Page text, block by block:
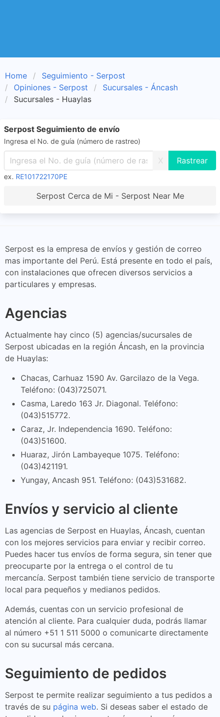
Home
Seguimiento - Serpost
Opiniones - Serpost
Sucursales - Áncash
Sucursales - Huaylas
Serpost Seguimiento de envío
Ingresa el No. de guía (número de rastreo)
X
ex. RE101722170PE
Serpost Cerca de Mi - Serpost Near Me
Serpost es la empresa de envíos y gestión de correo
mas importante del Perú. Está presente en todo el país,
con instalaciones que ofrecen diversos servicios a
particulares y empresas.
Agencias
Actualmente hay cinco (5) agencias/sucursales de
Serpost ubicadas en la región Áncash, en la provincia
de Huaylas:
Chacas, Carhuaz 1590 Av. Garcilazo de la Vega.
Teléfono: (043)725071.
Casma, Laredo 163 Jr. Diagonal. Teléfono:
(043)515772.
Caraz, Jr. Independencia 1690. Teléfono:
(043)51600.
Huaraz, Jirón Lambayeque 1075. Teléfono:
(043)421191.
Yungay, Ancash 951. Teléfono: (043)531682.
Envíos y servicio al cliente
Las agencias de Serpost en Huaylas, Áncash, cuentan
con los mejores servicios para enviar y recibir correo.
Puedes hacer tus envíos de forma segura, sin tener que
preocuparte por la entrega o el control de tu
mercancía. Serpost también tiene servicio de transporte
local para pequeños y medianos pedidos.
Además, cuentas con un servicio profesional de
atención al cliente. Para cualquier duda, podrás llamar
al número +51 1 511 5000 o comunicarte directamente
con su sucursal más cercana.
Seguimiento de pedidos
Serpost te permite realizar seguimiento a tus pedidos a
través de su página web. Si deseas saber el estado de